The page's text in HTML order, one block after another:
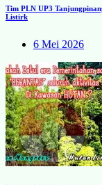
Tim PLN UP3
Listirk
6 Mei 2026